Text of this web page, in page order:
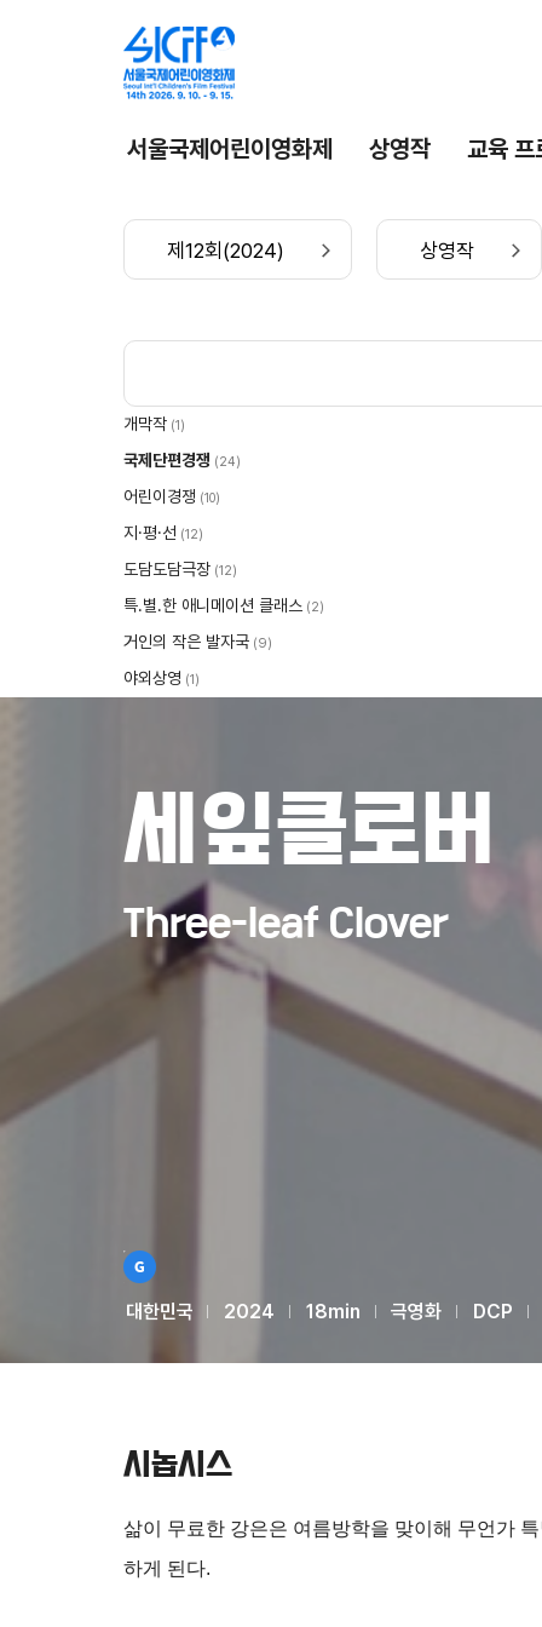
서울국제어린이영화제 상영작 교육 프
제12회(2024) 상영작
개막작 (1)
국제단편경쟁 (24)
어린이경쟁 (10)
지·평·선 (12)
도담도담극장 (12)
특.별.한 애니메이션 클래스 (2)
거인의 작은 발자국 (9)
야외상영 (1)
세잎클로버
Three-leaf Clover
대한민국 2024 18min 극영화 DCP
시놉시스
삶이 무료한 강은은 여름방학을 맞이해 무언가
하게 된다.